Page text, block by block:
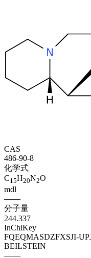
CAS
486-90-8
化学式
C15H20N2O
mdl
——
分子量
244.337
InChiKey
FQEQMASDZFXSJI-
BEILSTEIN
——